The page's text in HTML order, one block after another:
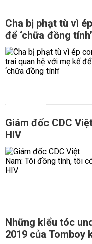
Cha bị phạt tù vì
để ‘chữa đồng tính’
Giám đốc CDC
HIV
Những kiểu tóc
2019 của Tomboy